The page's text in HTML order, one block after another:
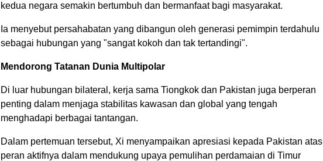
kedua negara semakin bertumbuh dan bermanfaat bagi masyarakat.
Ia menyebut persahabatan yang dibangun oleh generasi pemimpin terdahulu
sebagai hubungan yang "sangat kokoh dan tak tertandingi".
Mendorong Tatanan Dunia Multipolar
Di luar hubungan bilateral, kerja sama Tiongkok dan Pakistan juga berperan
penting dalam menjaga stabilitas kawasan dan global yang tengah
menghadapi berbagai tantangan.
Dalam pertemuan tersebut, Xi menyampaikan apresiasi kepada Pakistan atas
peran aktifnya dalam mendukung upaya pemulihan perdamaian di Timur